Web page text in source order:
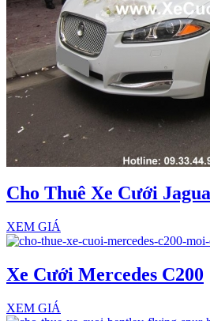
Cho Thuê Xe Cưới
XEM GIÁ
Xe Cưới Mercedes C200
XEM GIÁ